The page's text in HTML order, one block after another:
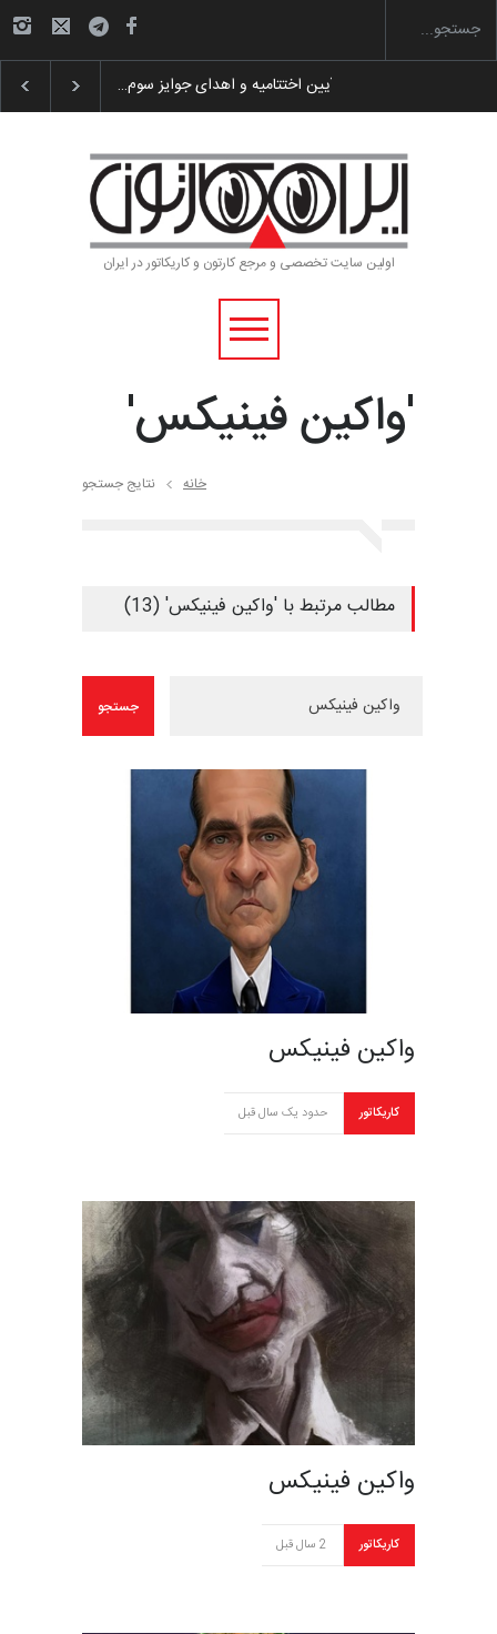
گزارش به یاد اردوغان باشول (۱۹۳۶–۲۰۲۶)
اولین سایت تخصصی و مرجع کارتون و کاریکاتور در ایران
'واکین فینیکس'
خانه نتایج جستجو
مطالب مرتبط با 'واکین فینیکس' (13)
واکین فینیکس
کاریکاتور حدود یک سال قبل
واکین فینیکس
کاریکاتور 2 سال قبل